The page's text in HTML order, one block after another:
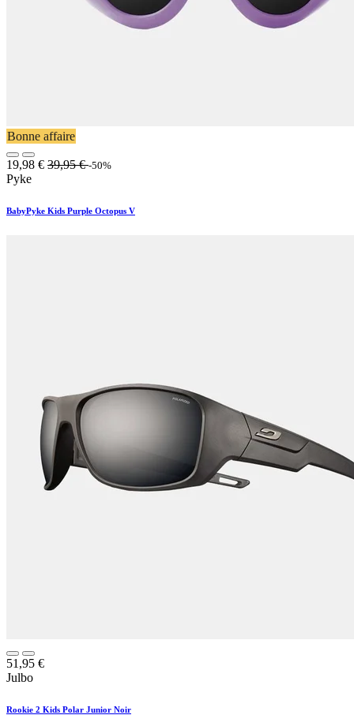
Bonne affaire
19,98 € 39,95€ -50%
Pyke
BabyPyke Kids Purple Octopus V
51,95 €
Julbo
Rookie 2 Kids Polar Junior Noir